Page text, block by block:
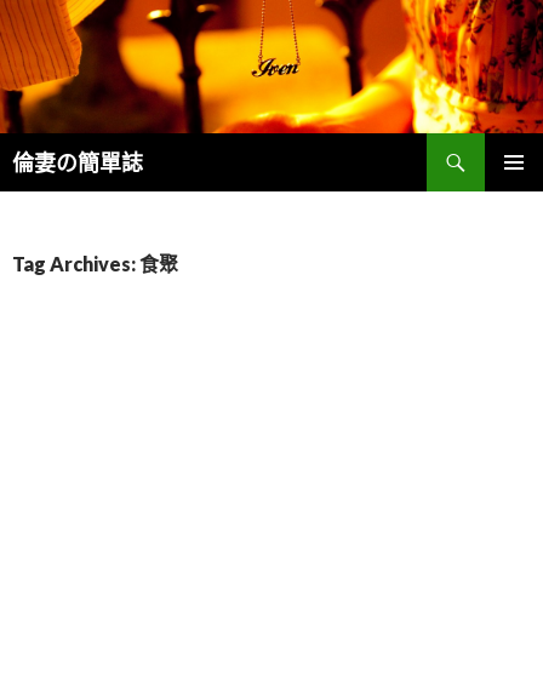
倫妻の簡單誌
Search
Tag Archives: 食聚